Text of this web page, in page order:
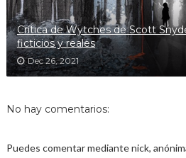
Crítica de Wytches de Scott
ficticios y reales
Dec 26, 2021
No hay comentarios:
Puedes comentar mediante nick,